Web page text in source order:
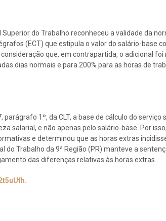
do Trabalho reconheceu a validade da
(ECT) que estipula o valor do salário-base
que, em contrapartida, o adicional foi
dias normais e para 200% para as horas de
parágrafo 1º, da CLT, a base de cálculo do
salarial, e não apenas pelo salário-base. Por
e determinou que as horas extras
do Trabalho da 9ª Região (PR) manteve a
das diferenças relativas às horas extras.